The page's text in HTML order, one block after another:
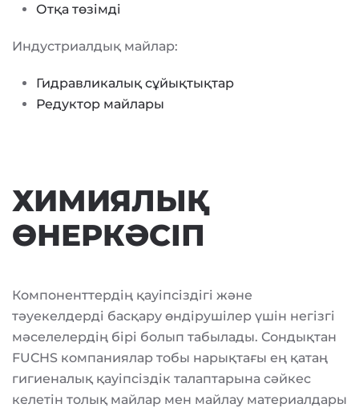
Отқа төзімді
Индустриалдық майлар:
Гидравликалық сұйықтықтар
Редуктор майлары
ХИМИЯЛЫҚ
ӨНЕРКӘСІП
Компоненттердің қауіпсіздігі және
тәуекелдерді басқару өндірушілер үшін негізгі
мәселелердің бірі болып табылады. Сондықтан
FUCHS компаниялар тобы нарықтағы ең қатаң
гигиеналық қауіпсіздік талаптарына сәйкес
келетін толық майлар мен майлау материалдары